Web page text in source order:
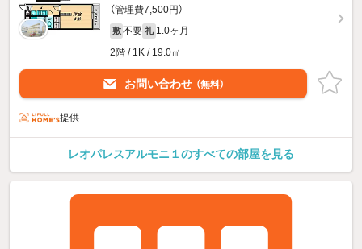
（管理費7,500円）
敷 不要 礼 1.0ヶ月
2階 / 1K / 19.0㎡
お問い合わせ （無料）
提供
レオパレスアルモニ１のすべての部屋を見る